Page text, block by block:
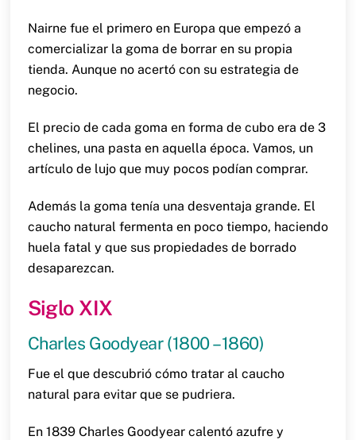
Nairne fue el primero en Europa que empezó a
comercializar la goma de borrar en su propia
tienda. Aunque no acertó con su estrategia de
negocio.
El precio de cada goma en forma de cubo era de 3
chelines, una pasta en aquella época. Vamos, un
artículo de lujo que muy pocos podían comprar.
Además la goma tenía una desventaja grande. El
caucho natural fermenta en poco tiempo, haciendo
huela fatal y que sus propiedades de borrado
desaparezcan.
Siglo XIX
Charles Goodyear (1800 – 1860)
Fue el que descubrió cómo tratar al caucho
natural para evitar que se pudriera.
En 1839 Charles Goodyear calentó azufre y